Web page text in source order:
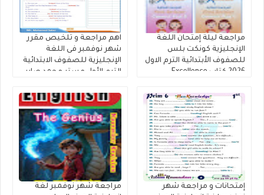
مراجعة ليلة إمتحان اللغة
الإنجليزية كونكت بلس
للصفوف الأبتدائية الترم الاول
2026 كتاب Excellence
اهم مراجعة و تلخيص مقرر
شهر نوفمبر فى اللغة
الإنجليزية للصفوف الابتدائية
الترم الأول مستر محمد صابر
إمتحانات و مراجعة شهر
مراجعة شهر نوفمبر لغة